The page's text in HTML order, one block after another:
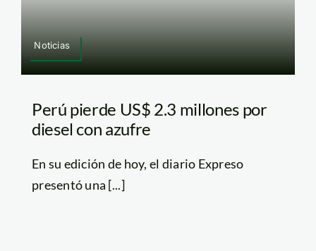
Noticias
Perú pierde US$ 2.3 millones por
diesel con azufre
En su edición de hoy, el diario Expreso
presentó una [...]